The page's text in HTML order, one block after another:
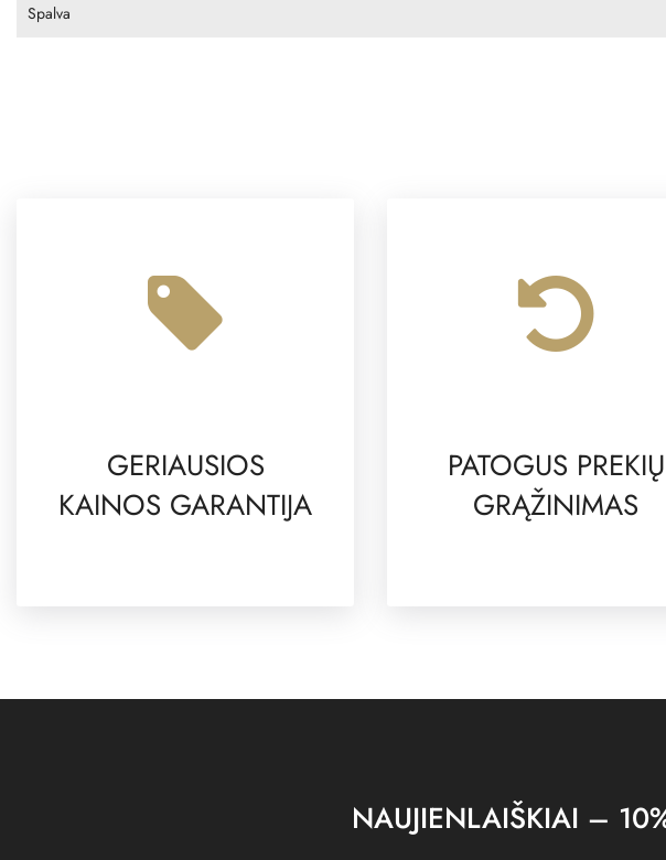
Spalva
GERIAUSIOS
KAINOS GARANTIJA
PATOGUS PREKIŲ
GRĄŽINIMAS
NAUJIENLAIŠKIAI –